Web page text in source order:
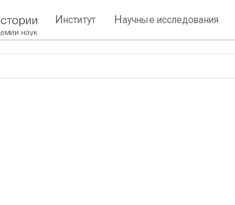
Институт Научные исследования